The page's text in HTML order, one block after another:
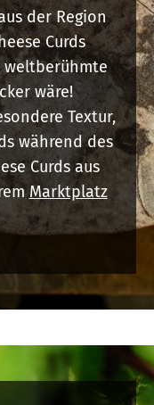
der Region
Curds
weltberühmte
wäre!
Textur,
während des
Curds aus
Marktplatz